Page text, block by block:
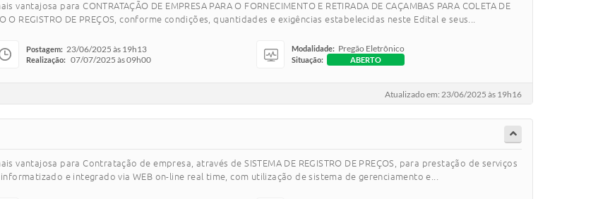
para CONTRATAÇÃO DE EMPRESA PARA O FORNECIMENTO E RETIRADA DE CAÇAMBAS PARA COLETA DE
O REGISTRO DE PREÇOS, conforme condições, quantidades e exigências estabelecidas neste Edital e seus...
Postagem: 23/06/2025 às 19h13
Realização: 07/07/2025 às 09h00
Modalidade: Pregão Eletrônico
Situação: ABERTO
Atualizado em: 23/06/2025 às 19h16
para Contratação de empresa, através de SISTEMA DE REGISTRO DE PREÇOS, para prestação de serviços
e integrado via WEB on-line real time, com utilização de sistema de gerenciamento e...